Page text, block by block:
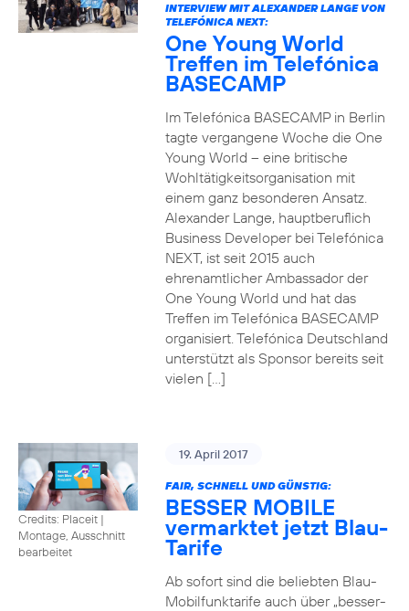
INTERVIEW MIT ALEXANDER LANGE VON
TELEFÓNICA NEXT:
One Young World
Treffen im Telefónica
BASECAMP
Im Telefónica BASECAMP in Berlin
tagte vergangene Woche die One
Young World – eine britische
Wohltätigkeitsorganisation mit
einem ganz besonderen Ansatz.
Alexander Lange, hauptberuflich
Business Developer bei Telefónica
NEXT, ist seit 2015 auch
ehrenamtlicher Ambassador der
One Young World und hat das
Treffen im Telefónica BASECAMP
organisiert. Telefónica Deutschland
unterstützt als Sponsor bereits seit
vielen […]
Credits: Placeit |
Montage, Ausschnitt
bearbeitet
19. April 2017
FAIR, SCHNELL UND GÜNSTIG:
BESSER MOBILE
vermarktet jetzt Blau-
Tarife
Ab sofort sind die beliebten Blau-
Mobilfunktarife auch über „besser-